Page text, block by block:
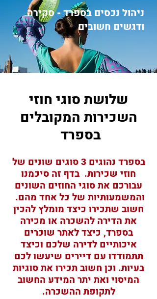
ניהול נכסים בספרד - סקירה
ודגשים חשובים
שלושת סוגי חוזי
השכירות המקובלים
בספרד
בספרד נהוגים 3 סוגים שונים של
חוזי שכירות.בדף זה סיכמנו
עבורכם את סוגי החוזים השונים
והמשמעותיות של כל אחד מהם.
חשוב שתכירו כיצד מומלץ להכין
את הדירה להשכרה או מכירה
בספרד, כיצד לאתר שוכרים
איכותיים לדירה שלכם וכיצד
תתמודדו עם דיירים שיעשו לכם
בעיות. וכן חשוב תכירו את סוגיות
המיסוי ואת יתר המידע החשוב
לתקופת ההשכרה.